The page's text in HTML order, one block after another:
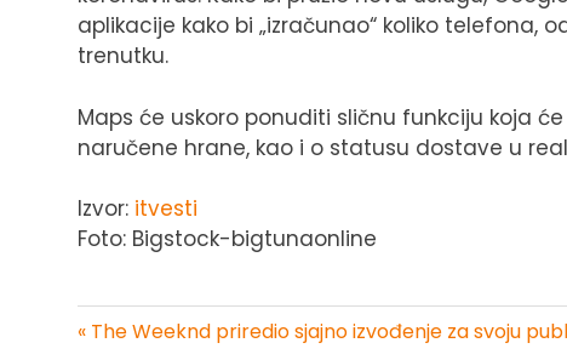
aplikacije kako bi „izračunao“ koliko telefona,
trenutku.
Maps će uskoro ponuditi sličnu funkciju koja
naručene hrane, kao i o statusu dostave u
Izvor: itvesti
Foto: Bigstock-bigtunaonline
« The Weeknd priredio sjajno izvođenje za svoju